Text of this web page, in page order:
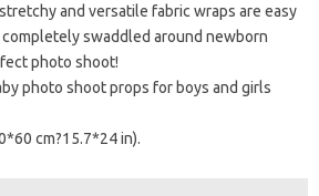
and versatile fabric wraps are easy
completely swaddled around newborn
photo shoot!
photo shoot props for boys and girls
cm?15.7*24 in).